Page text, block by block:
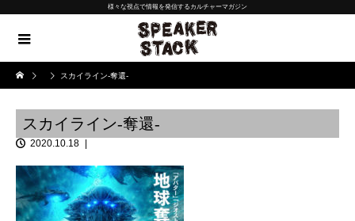
様々な視点で情報を発信するカルチャーマガジン
スカイライン-奪還-
スカイライン-奪還-
2020.10.18